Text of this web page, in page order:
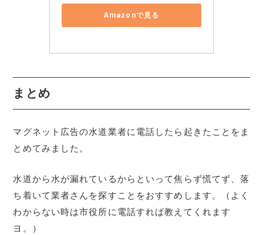
Amazonで見る
まとめ
マグネット広告の水道業者に電話したら起きたことをま
とめてみました。
水道から水が漏れているからといって焦らず慌てず、落
ち着いて業者さんを探すことをおすすめします。（よく
わからない時は市役所に電話すれば教えてくれます
ヨ。）